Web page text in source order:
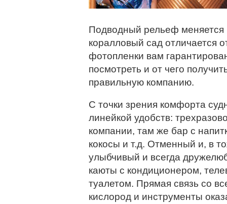
Подводный рельеф
коралловый сад отличается
фотопленки вам
посмотреть и от чего
правильную компанию.
С точки зрения комфорта
линейкой удобств:
компании, там же бар с
кокосы и т.д. Отменный и, в
улыбчивый и всегда
каюты с кондиционером,
туалетом. Прямая связь со
кислород и инструменты